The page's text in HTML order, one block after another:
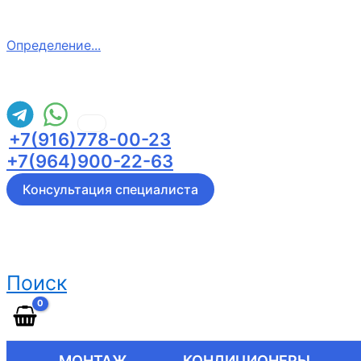
Определение...
+7(916)778-00-23
+7(964)900-22-63
Консультация специалиста
Поиск